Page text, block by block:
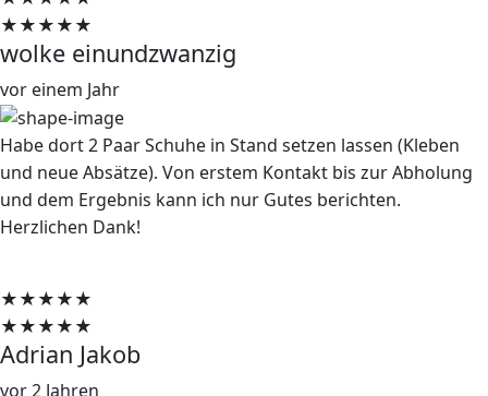
★★★★★
wolke einundzwanzig
vor einem Jahr
Habe dort 2 Paar Schuhe in Stand setzen lassen (Kleben
und neue Absätze). Von erstem Kontakt bis zur Abholung
und dem Ergebnis kann ich nur Gutes berichten.
Herzlichen Dank!
★★★★★
★★★★★
Adrian Jakob
vor 2 Jahren